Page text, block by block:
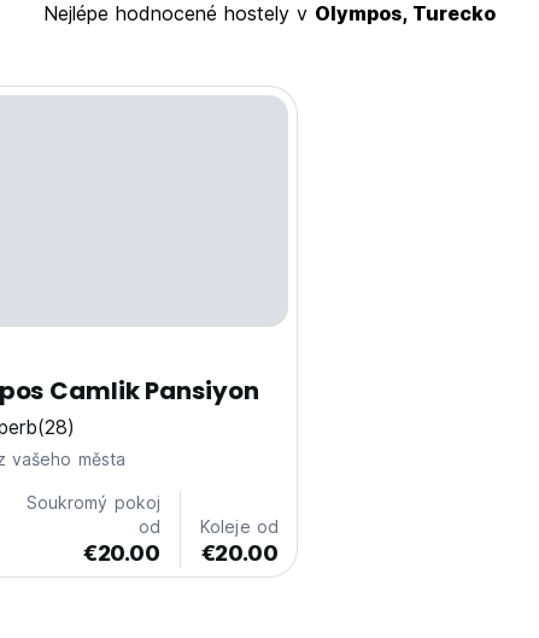
Nejlépe hodnocené hostely v Olympos, Turecko
Camlik Pansiyon
(28)
vašeho města
Soukromý pokoj
od
€20.00
Koleje od
€20.00